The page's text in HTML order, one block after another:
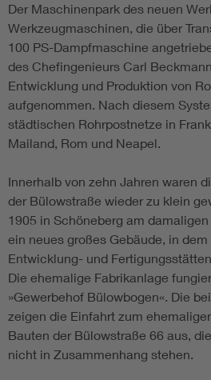
Der Maschinenpark des neuen
Werkzeugmaschinen, die über
100 PS-Dampfmaschine
des Chefingenieurs Carl
Entwicklung und Produktion von
aufgenommen. Nach diesem
städtischen Rohrpostnetze in
Mailand, Rom und Neapel.
Innerhalb von zehn Jahren waren
der Bülowstraße wieder zu klein
1905 in Schöneberg am
ein neues großes Gebäude, in
Entwicklung- und
Die ehemalige Fabrikanlage
»Gewerbehof Bülowbogen«. Die
zeigen die Einfahrt zum
Bauten der Bülowstraße 66 aus,
nicht in Zusammenhang stehen.